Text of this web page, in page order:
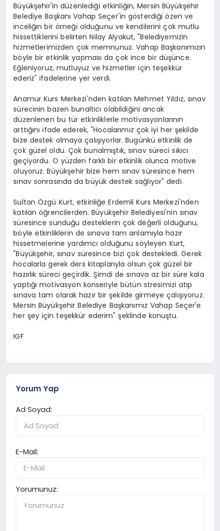
Büyükşehir'in düzenlediği etkinliğin, Mersin Büyükşehir
Belediye Başkanı Vahap Seçer'in gösterdiği özen ve
inceliğin bir örneği olduğunu ve kendilerini çok mutlu
hissettiklerini belirten Nilay Alyakut, "Belediyemizin
hizmetlerimizden çok memnunuz. Vahap Başkanımızın
böyle bir etkinlik yapması da çok ince bir düşünce.
Eğleniyoruz, mutluyuz ve hizmetler için teşekkür
ederiz" ifadelerine yer verdi.
Anamur Kurs Merkezi'nden katılan Mehmet Yıldız, sınav
sürecinin bazen bunaltıcı olabildiğini ancak
düzenlenen bu tür etkinliklerle motivasyonlarının
arttığını ifade ederek, "Hocalarımız çok iyi her şekilde
bize destek olmaya çalışıyorlar. Bugünkü etkinlik de
çok güzel oldu. Çok bunalmıştık, sınav süreci sıkıcı
geçiyordu. O yüzden farklı bir etkinlik olunca motive
oluyoruz. Büyükşehir bize hem sınav süresince hem
sınav sonrasında da büyük destek sağlıyor" dedi.
Sultan Özgü Kurt, etkinliğe Erdemli Kurs Merkezi'nden
katılan öğrencilerden. Büyükşehir Belediyesi'nin sınav
süresince sunduğu desteklerin çok değerli olduğunu,
böyle etkinliklerin de sınava tam anlamıyla hazır
hissetmelerine yardımcı olduğunu söyleyen Kurt,
"Büyükşehir, sınav süresince bizi çok destekledi. Gerek
hocalarla gerek ders kitaplarıyla olsun çok güzel bir
hazırlık süreci geçirdik. Şimdi de sınava az bir süre kala
yaptığı motivasyon konseriyle bütün stresimizi atıp
sınava tam olarak hazır bir şekilde girmeye çalışıyoruz.
Mersin Büyükşehir Belediye Başkanımız Vahap Seçer'e
her şey için teşekkür ederim" şeklinde konuştu.
IGF
Yorum Yap
Ad Soyad:
E-Mail:
Yorumunuz: